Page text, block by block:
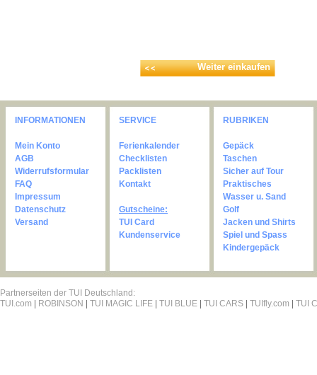
Weiter einkaufen
INFORMATIONEN
Mein Konto
AGB
Widerrufsformular
FAQ
Impressum
Datenschutz
Versand
SERVICE
Ferienkalender
Checklisten
Packlisten
Kontakt
Gutscheine:
TUI Card
Kundenservice
RUBRIKEN
Gepäck
Taschen
Sicher auf Tour
Praktisches
Wasser u. Sand
Golf
Jacken und Shirts
Spiel und Spass
Kindergepäck
Partnerseiten der TUI Deutschland:
TUI.com
ROBINSON TUI MAGIC LIFE TUI BLUE TUI CARS TUIfly.com TUI